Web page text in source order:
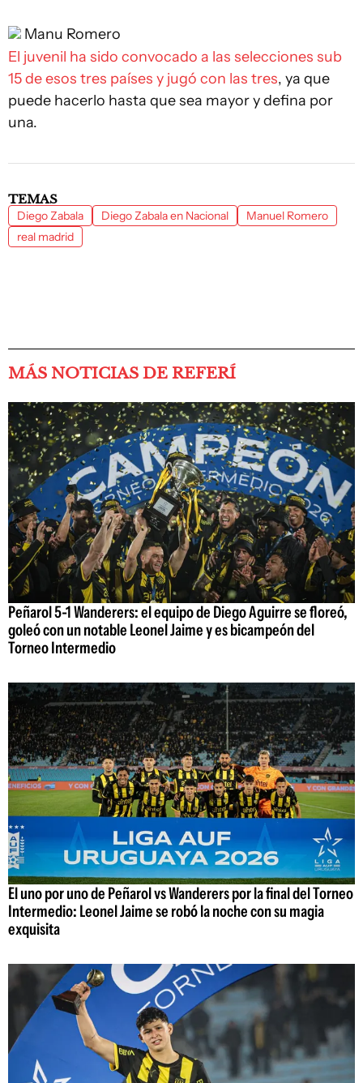
Manu Romero
El juvenil ha sido convocado a las selecciones sub
15 de esos tres países y jugó con las tres, ya que
puede hacerlo hasta que sea mayor y defina por
una.
TEMAS
Diego Zabala Diego Zabala en Nacional
Manuel Romero
real madrid
MÁS NOTICIAS DE REFERÍ
Peñarol 5-1 Wanderers: el equipo de Diego Aguirre se floreó,
goleó con un notable Leonel Jaime y es bicampeón del
Torneo Intermedio
El uno por uno de Peñarol vs Wanderers por la final del Torneo
Intermedio: Leonel Jaime se robó la noche con su magia
exquisita